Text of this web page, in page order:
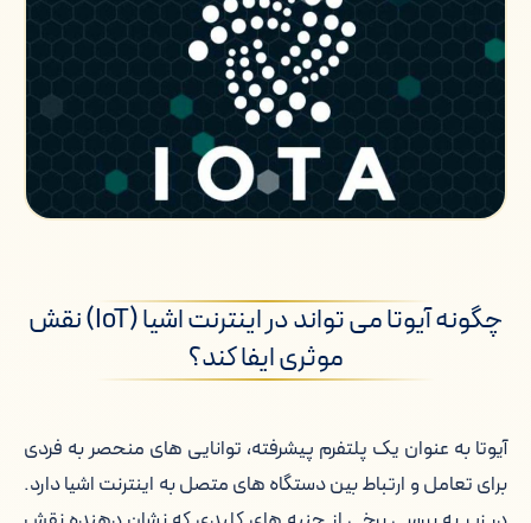
چگونه آیوتا می تواند در اینترنت اشیا (IoT) نقش
موثری ایفا کند؟
آیوتا به عنوان یک پلتفرم پیشرفته، توانایی های منحصر به فردی
برای تعامل و ارتباط بین دستگاه های متصل به اینترنت اشیا دارد.